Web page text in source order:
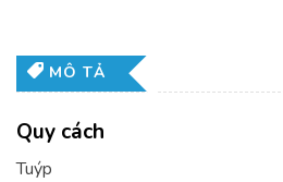
MÔ TẢ
Quy cách
Tuýp